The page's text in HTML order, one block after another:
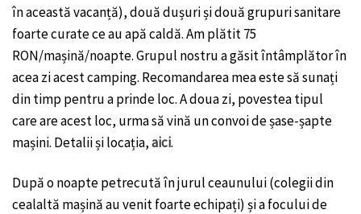
în această vacanță), două dușuri și două grupuri sanitare
foarte curate ce au apă caldă. Am plătit 75
RON/mașină/noapte. Grupul nostru a găsit întâmplător în
acea zi acest camping. Recomandarea mea este să sunați
din timp pentru a prinde loc. A doua zi, povestea tipul
care are acest loc, urma să vină un convoi de șase-șapte
mașini. Detalii și locația,aici.
După o noapte petrecută în jurul ceaunului (colegii din
cealaltă mașină au venit foarte echipați) și a focului de